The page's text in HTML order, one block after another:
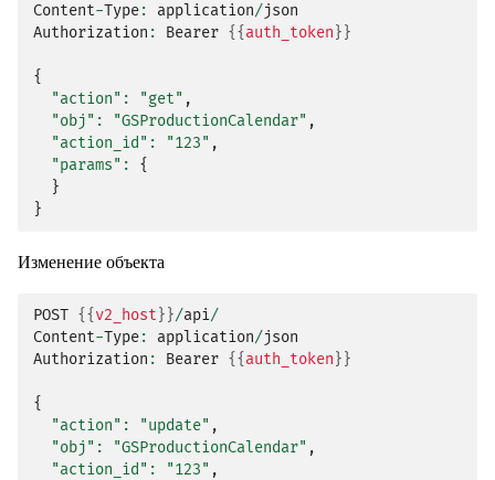
Content-Type: application/json
Authorization : Bearer {{auth_token }}
{
"action" : "get" ,
"obj" : "GSProductionCalendar" ,
"action_id" : "123" ,
"params" :
{
}
}
Изменение объекта
POST {{v2_host }}/api/
Content-Type: application/json
Authorization : Bearer {{auth_token }}
{
"action" : "update" ,
"obj" : "GSProductionCalendar" ,
"action_id" : "123" ,